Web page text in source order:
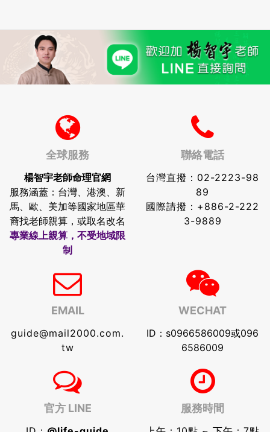
全球服務
楊智宇老師命理官網
服務涵蓋：台灣、港澳、新
馬、歐、美加等國家地區華
裔找老師親算，或取名改名
專業線上親算，不受地域限
制
聯絡電話
台灣直撥： 02-2223-98
89
國際請撥： +886-2-222
3-9889
EMAIL
guide@mail2000.com.
tw
WECHAT
ID：s0966586009或096
6586009
官方 LINE 服務時間